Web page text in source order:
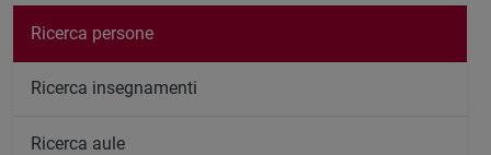
Ricerca persone
Ricerca insegnamenti
Ricerca aule